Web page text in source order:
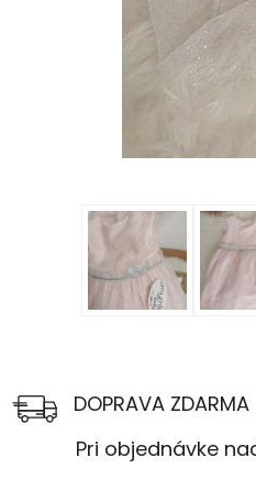
DOPRAVA ZDARMA
Pri objednávke